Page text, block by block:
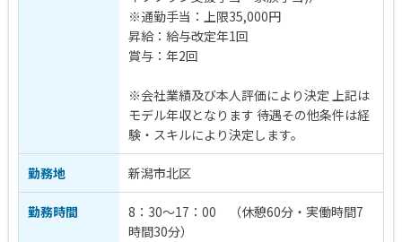
※通勤手当：上限35,000円
昇給：給与改定年1回
賞与：年2回
※会社業績及び本人評価により決定 上記は
モデル年収となります 待遇その他条件は経
験・スキルにより決定します。
勤務地 新潟市北区
勤務時間
8：30〜17：00 （休憩60分・実働時間7
時間30分）